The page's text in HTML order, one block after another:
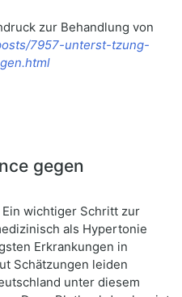
zur Behandlung von
7957-unterst-tzung-
gegen
wichtiger Schritt zur
als Hypertonie
Erkrankungen in
Schätzungen leiden
unter diesem